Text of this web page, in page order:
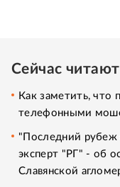
Сейчас читают
Как заметить, что
телефонными
"Последний
эксперт "РГ" - об
Славянской